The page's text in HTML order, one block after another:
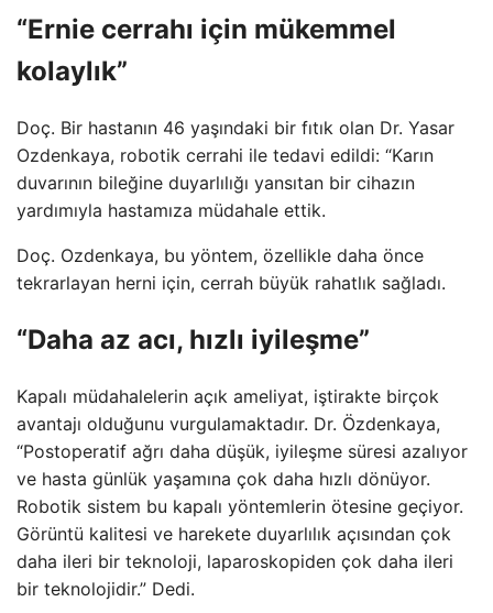
“Ernie cerrahı için mükemmel
kolaylık”
Doç. Bir hastanın 46 yaşındaki bir fıtık olan Dr. Yasar
Ozdenkaya, robotik cerrahi ile tedavi edildi: “Karın
duvarının bileğine duyarlılığı yansıtan bir cihazın
yardımıyla hastamıza müdahale ettik.
Doç. Ozdenkaya, bu yöntem, özellikle daha önce
tekrarlayan herni için, cerrah büyük rahatlık sağladı.
“Daha az acı, hızlı iyileşme”
Kapalı müdahalelerin açık ameliyat, iştirakte birçok
avantajı olduğunu vurgulamaktadır. Dr. Özdenkaya,
“Postoperatif ağrı daha düşük, iyileşme süresi azalıyor
ve hasta günlük yaşamına çok daha hızlı dönüyor.
Robotik sistem bu kapalı yöntemlerin ötesine geçiyor.
Görüntü kalitesi ve harekete duyarlılık açısından çok
daha ileri bir teknoloji, laparoskopiden çok daha ileri
bir teknolojidir.” Dedi.